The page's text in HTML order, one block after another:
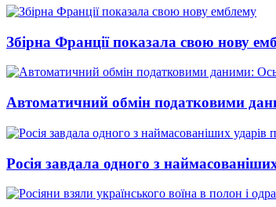
Збірна Франції показала свою нову
Автоматичний обмін податковими
Росія завдала одного з